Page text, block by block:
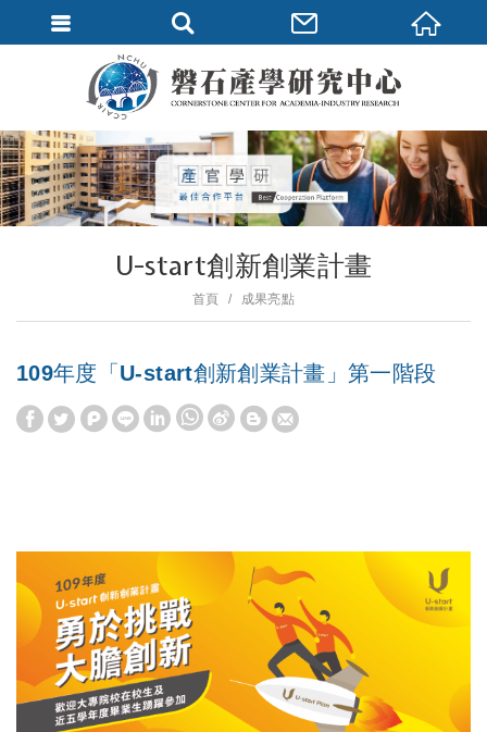
U-start創新創業計畫
首頁 成果亮點
109年度「U-start創新創業計畫」第一階段
t
A
p
p
a
W
b
o